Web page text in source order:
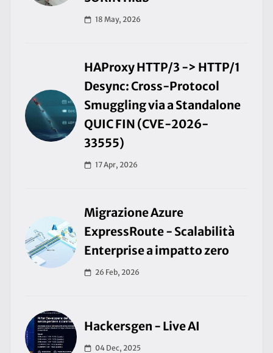
18 May, 2026
HAProxy HTTP/3 -> HTTP/1
Desync: Cross-Protocol
Smuggling via a Standalone
QUIC FIN (CVE-2026-
33555)
17 Apr, 2026
Migrazione Azure
ExpressRoute - Scalabilità
Enterprise a impatto zero
26 Feb, 2026
Hackersgen - Live AI
04 Dec, 2025